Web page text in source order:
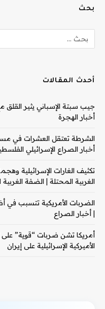
بحث
أحدث المقالات
جيب سبتة الإسباني يثير القلق
أخبار الهجرة
الشرطة تعتقل العشرات في
أخبار الصراع الإسرائيلي
تكثيف الغارات الإسرائيلية
الغربية المحتلة | الضفة الغربية
الضربات الأمريكية تتسبب في
| أخبار الصراع
أمريكا تشن ضربات “قوية” على
الأميركية الإسرائيلية على إيران